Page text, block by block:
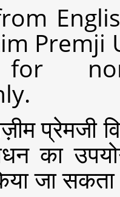
Premji
non-
प्रेमजी
का
जा